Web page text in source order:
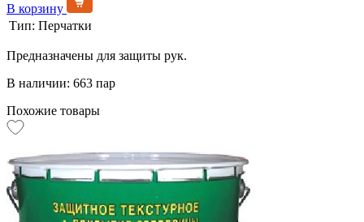
В корзину
Тип: Перчатки
Предназначены для защиты рук.
В наличии: 663 пар
Похожие товары